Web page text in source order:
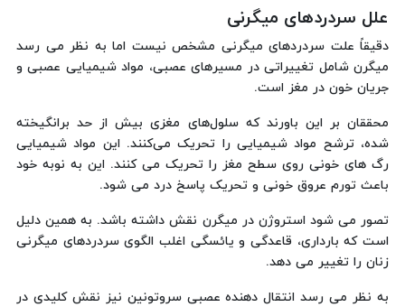
علل سردردهای میگرنی
دقیقاً علت سردردهای میگرنی مشخص نیست اما به نظر می رسد
میگرن شامل تغییراتی در مسیرهای عصبی، مواد شیمیایی عصبی و
جریان خون در مغز است.
محققان بر این باورند که سلول‌های مغزی بیش از حد برانگیخته
شده، ترشح مواد شیمیایی را تحریک می‌کنند. این مواد شیمیایی
رگ های خونی روی سطح مغز را تحریک می کنند. این به نوبه خود
باعث تورم عروق خونی و تحریک پاسخ درد می شود.
تصور می شود استروژن در میگرن نقش داشته باشد. به همین دلیل
است که بارداری، قاعدگی و یائسگی اغلب الگوی سردردهای میگرنی
زنان را تغییر می دهد.
به نظر می رسد انتقال دهنده عصبی سروتونین نیز نقش کلیدی در